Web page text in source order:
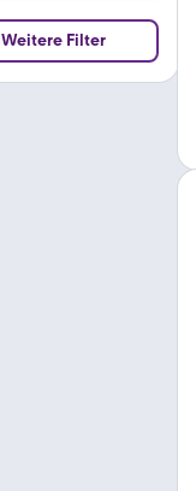
Weitere Filter